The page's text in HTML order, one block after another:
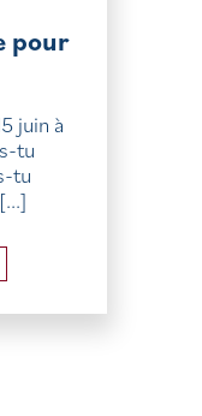
pour
juin à
tu
tu